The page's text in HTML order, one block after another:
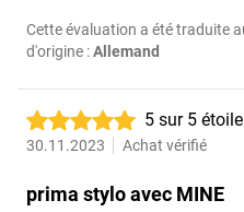
Cette évaluation a été traduite
d'origine :Allemand
5 sur 5
30.11.2023 Achat vérifié
prima stylo avec MINE